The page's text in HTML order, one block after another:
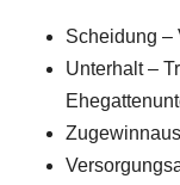
Scheidung –
Unterhalt –